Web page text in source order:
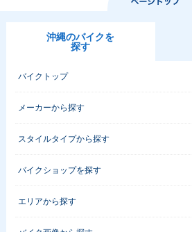
沖縄のバイクを
探す
バイクトップ
メーカーから探す
スタイルタイプから探す
バイクショップを探す
エリアから探す